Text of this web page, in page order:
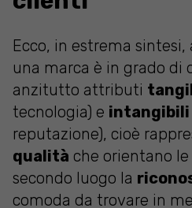
Ecco, in estrema
una marca è in grado di
anzitutto attributi
tecnologia) e intangibili
reputazione), cioè
qualità che orientano
secondo luogo la
comoda da trovare in